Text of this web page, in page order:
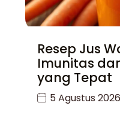
Resep Jus
Imunitas
yang Tepat
5 Agustus 2026